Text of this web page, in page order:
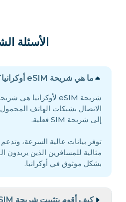
الأسئلة
ما هي شريحة eSIM أوكرانيا؟
الاتصال بشبكات الهاتف
إلى شريحة SIM فعلية.
مثالية للمسافرين الذين يريدون
بشكل موثوق في أوكرانيا.